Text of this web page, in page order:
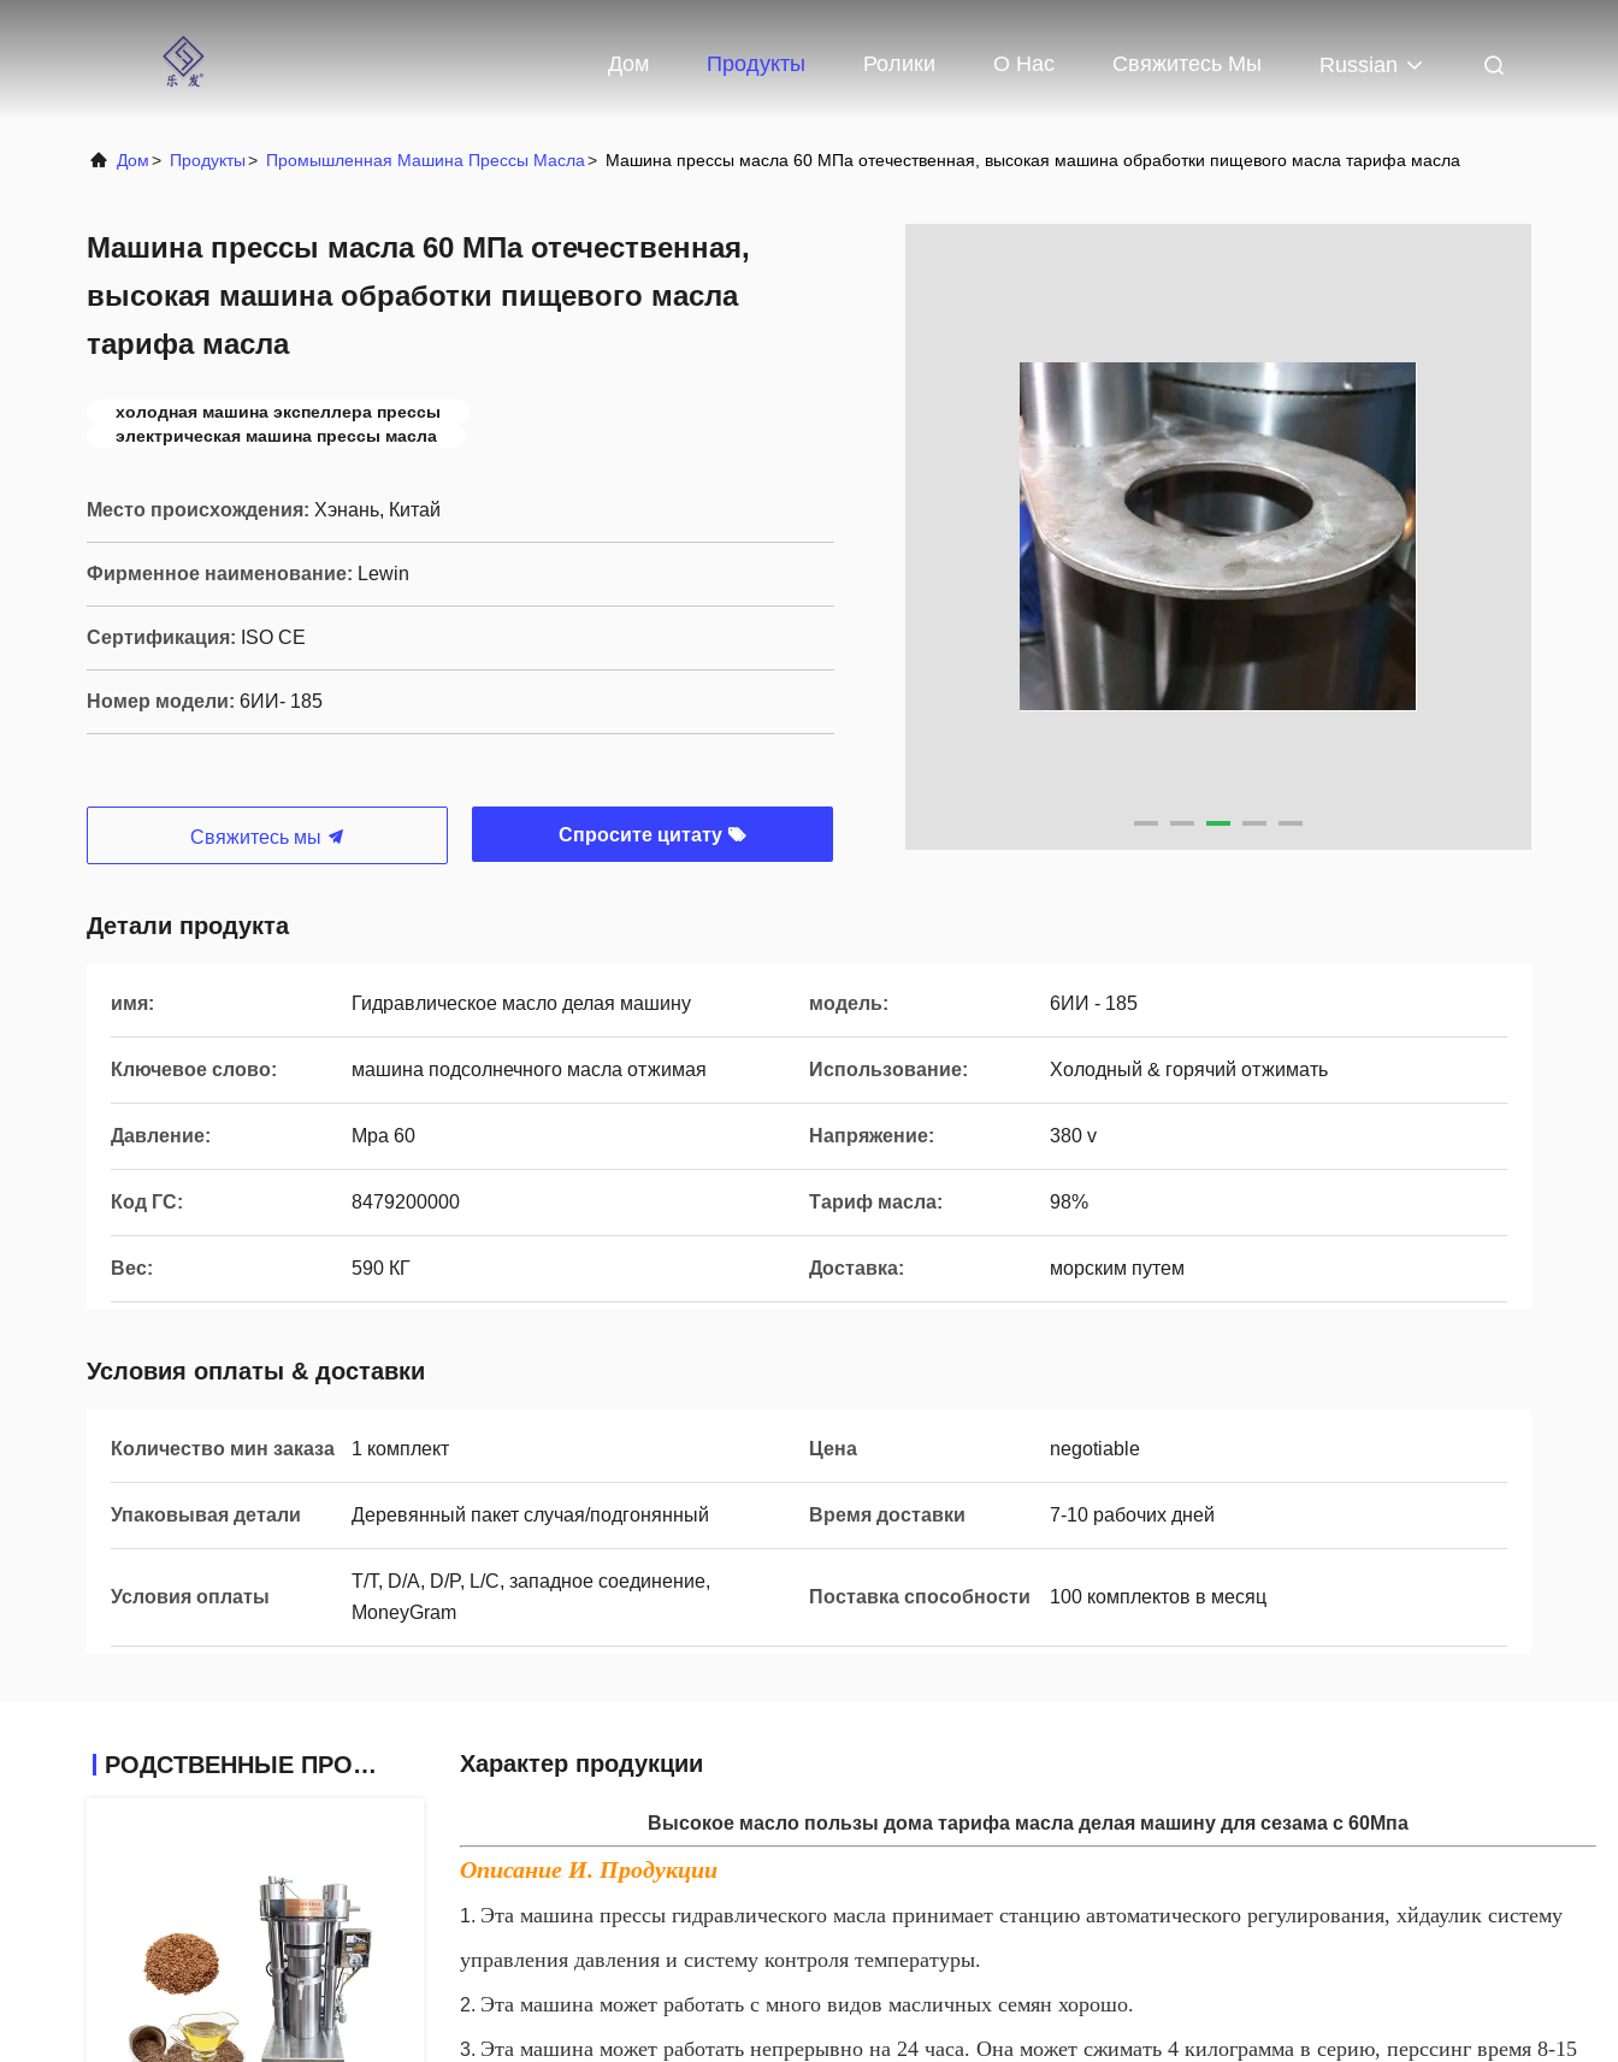
Дом Продукты Ролики О Нас Свяжитесь Мы Russian
Дом> Продукты> Промышленная Машина Прессы Масла> Машина прессы масла 60 МПа отечественная, высокая машина обработки пищевого масла тарифа масла
Машина прессы масла 60 МПа отечественная,
высокая машина обработки пищевого масла
тарифа масла
холодная машина экспеллера прессы
электрическая машина прессы масла
Место происхождения: Хэнань, Китай
Фирменное наименование: Lewin
Сертификация: ISO CE
Номер модели: 6ИИ- 185
Свяжитесь мы Спросите цитату
Детали продукта
имя: Гидравлическое масло делая машину модель: 6ИИ - 185
Ключевое слово: машина подсолнечного масла отжимая Использование: Холодный & горячий отжимать
Давление: Mpa 60 Напряжение: 380 v
Код ГС: 8479200000 Тариф масла: 98%
Вес: 590 КГ Доставка: морским путем
Условия оплаты & доставки
Количество мин заказа 1 комплект Цена negotiable
Упаковывая детали Деревянный пакет случая/подгонянный Время доставки 7-10 рабочих дней
Условия оплаты
T/T, D/A, D/P, L/C, западное соединение,
MoneyGram
Поставка способности 100 комплектов в месяц
РОДСТВЕННЫЕ ПРОДУКТЫ Характер продукции
Высокое масло пользы дома тарифа масла делая машину для сезама с 60Мпа
Описание И. Продукции
1. Эта машина прессы гидравлического масла принимает станцию автоматического регулирования, хйдаулик систему
управления давления и систему контроля температуры.
2. Эта машина может работать с много видов масличных семян хорошо.
3. Эта машина может работать непрерывно на 24 часа. Она может сжимать 4 килограмма в серию, перссинг время 8-15